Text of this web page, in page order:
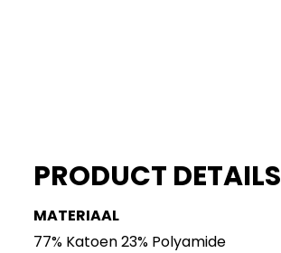
PRODUCT DETAILS
MATERIAAL
77% Katoen 23% Polyamide